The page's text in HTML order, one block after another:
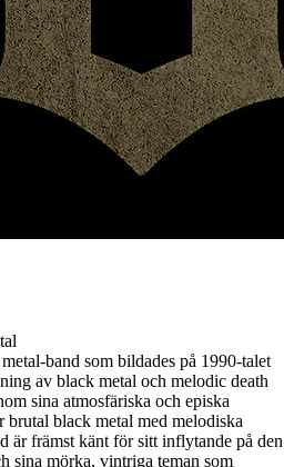
band som bildades på 1990-talet
av black metal och melodic death
sina atmosfäriska och episka
black metal med melodiska
är främst känt för sitt inflytande på den
sina mörka, vintriga teman som